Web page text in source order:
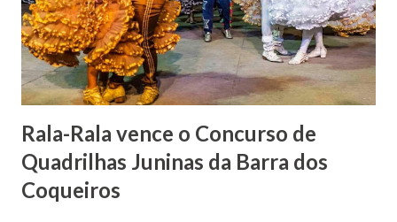
Gomes de Melo mandou construir a Igreja Matriz de Nosso
Senhor Bom Jesus dos Passos, que foi inaugurada em 1862 e
doada ao vigário Pe. José Joaquim de Vasconcelos. A Igreja
Matriz...
Rala-Rala vence o Concurso de
Quadrilhas Juninas da Barra dos
Coqueiros